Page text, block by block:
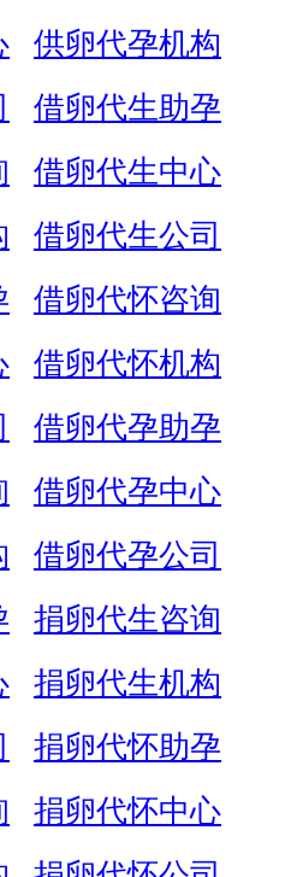
供卵代孕机构
借卵代生助孕
借卵代生中心
借卵代生公司
借卵代怀咨询
借卵代怀机构
借卵代孕助孕
借卵代孕中心
借卵代孕公司
捐卵代生咨询
捐卵代生机构
捐卵代怀助孕
捐卵代怀中心